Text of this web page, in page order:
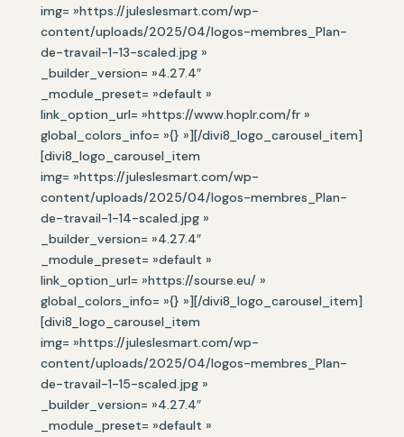
img= »https://juleslesmart.com/wp-
content/uploads/2025/04/logos-membres_Plan-
de-travail-1-13-scaled.jpg »
_builder_version= »4.27.4″
_module_preset= »default »
link_option_url= »https://www.hoplr.com/fr »
global_colors_info= »{} »][/divi8_logo_carousel_item]
[divi8_logo_carousel_item
img= »https://juleslesmart.com/wp-
content/uploads/2025/04/logos-membres_Plan-
de-travail-1-14-scaled.jpg »
_builder_version= »4.27.4″
_module_preset= »default »
link_option_url= »https://sourse.eu/ »
global_colors_info= »{} »][/divi8_logo_carousel_item]
[divi8_logo_carousel_item
img= »https://juleslesmart.com/wp-
content/uploads/2025/04/logos-membres_Plan-
de-travail-1-15-scaled.jpg »
_builder_version= »4.27.4″
_module_preset= »default »